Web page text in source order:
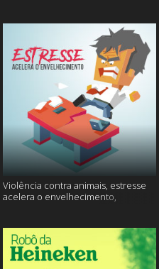
Violência contra animais, estresse
acelera o envelhecimento,